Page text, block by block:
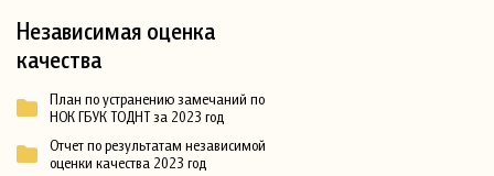
Независимая оценка
качества
План по устранению замечаний по
НОК ГБУК ТОДНТ за 2023 год
Отчет по результатам независимой
оценки качества 2023 год